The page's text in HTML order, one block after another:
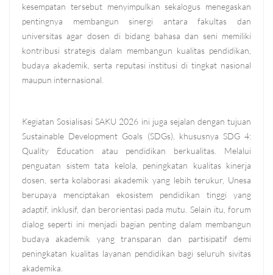
kesempatan tersebut menyimpulkan sekalogus menegaskan
pentingnya membangun sinergi antara fakultas dan
universitas agar dosen di bidang bahasa dan seni memiliki
kontribusi strategis dalam membangun kualitas pendidikan,
budaya akademik, serta reputasi institusi di tingkat nasional
maupun internasional.
Kegiatan Sosialisasi SAKU 2026 ini juga sejalan dengan tujuan
Sustainable Development Goals (SDGs), khususnya SDG 4:
Quality Education atau pendidikan berkualitas. Melalui
penguatan sistem tata kelola, peningkatan kualitas kinerja
dosen, serta kolaborasi akademik yang lebih terukur, Unesa
berupaya menciptakan ekosistem pendidikan tinggi yang
adaptif, inklusif, dan berorientasi pada mutu. Selain itu, forum
dialog seperti ini menjadi bagian penting dalam membangun
budaya akademik yang transparan dan partisipatif demi
peningkatan kualitas layanan pendidikan bagi seluruh sivitas
akademika.